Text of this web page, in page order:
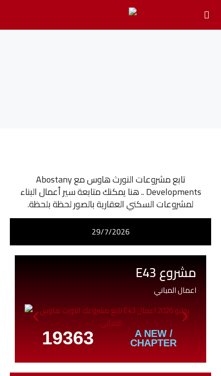
تابع مشروعات النورث هاوس مع Abostany
Developments .. هنا يمكنك متابعة سير أعمال البناء
لمشروعات السكني العقارية بالصور لحظة بلحظة.
29/7/2026
مشروع E43
اعمال المباني
19363
/ A NEW
CHAPTER